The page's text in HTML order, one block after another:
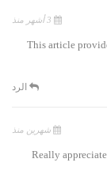
This article
الرد
شهرين منذ
Really